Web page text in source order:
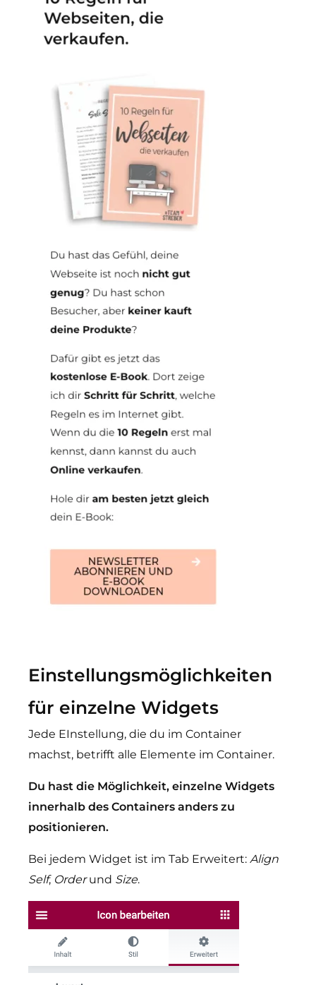
Einstellungsmöglichkeiten
für einzelne Widgets
Jede EInstellung, die du im Container
machst, betrifft alle Elemente im Container.
Du hast die Möglichkeit, einzelne Widgets
innerhalb des Containers anders zu
positionieren.
Bei jedem Widget ist im Tab Erweitert: Align
Self, Orderund Size.